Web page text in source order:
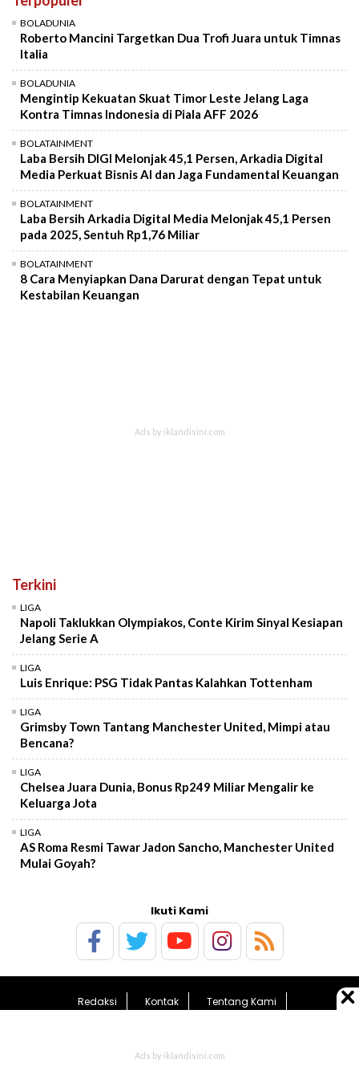
BOLADUNIA
Roberto Mancini Targetkan Dua Trofi Juara untuk Timnas
Italia
BOLADUNIA
Mengintip Kekuatan Skuat Timor Leste Jelang Laga
Kontra Timnas Indonesia di Piala AFF 2026
BOLATAINMENT
Laba Bersih DIGI Melonjak 45,1 Persen, Arkadia Digital
Media Perkuat Bisnis AI dan Jaga Fundamental Keuangan
BOLATAINMENT
Laba Bersih Arkadia Digital Media Melonjak 45,1 Persen
pada 2025, Sentuh Rp1,76 Miliar
BOLATAINMENT
8 Cara Menyiapkan Dana Darurat dengan Tepat untuk
Kestabilan Keuangan
Terkini
LIGA
Napoli Taklukkan Olympiakos, Conte Kirim Sinyal Kesiapan
Jelang Serie A
LIGA
Luis Enrique: PSG Tidak Pantas Kalahkan Tottenham
LIGA
Grimsby Town Tantang Manchester United, Mimpi atau
Bencana?
LIGA
Chelsea Juara Dunia, Bonus Rp249 Miliar Mengalir ke
Keluarga Jota
LIGA
AS Roma Resmi Tawar Jadon Sancho, Manchester United
Mulai Goyah?
Ikuti Kami
Redaksi Kontak
Tentang Kami